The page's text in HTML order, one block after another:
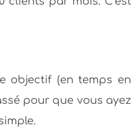
objectif (en temps en
pour que vous ayez